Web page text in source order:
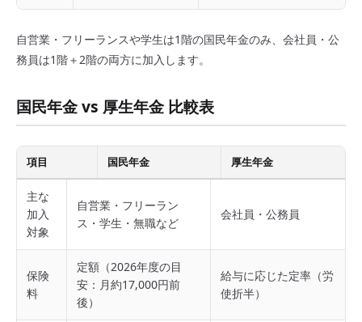
自営業・フリーランスや学生は1階の国民年金のみ、会社員・公
務員は1階＋2階の両方に加入します。
国民年金 vs 厚生年金 比較表
項目 国民年金 厚生年金
主な
加入
対象
自営業・フリーラン
ス・学生・無職など
会社員・公務員
保険
料
定額（2026年度の目
安：月約17,000円前
後）
給与に応じた定率（労
使折半）